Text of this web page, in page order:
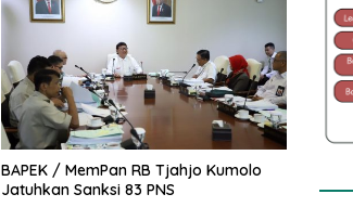
BAPEK / MemPan RB Tjahjo Kumolo
Jatuhkan Sanksi 83 PNS